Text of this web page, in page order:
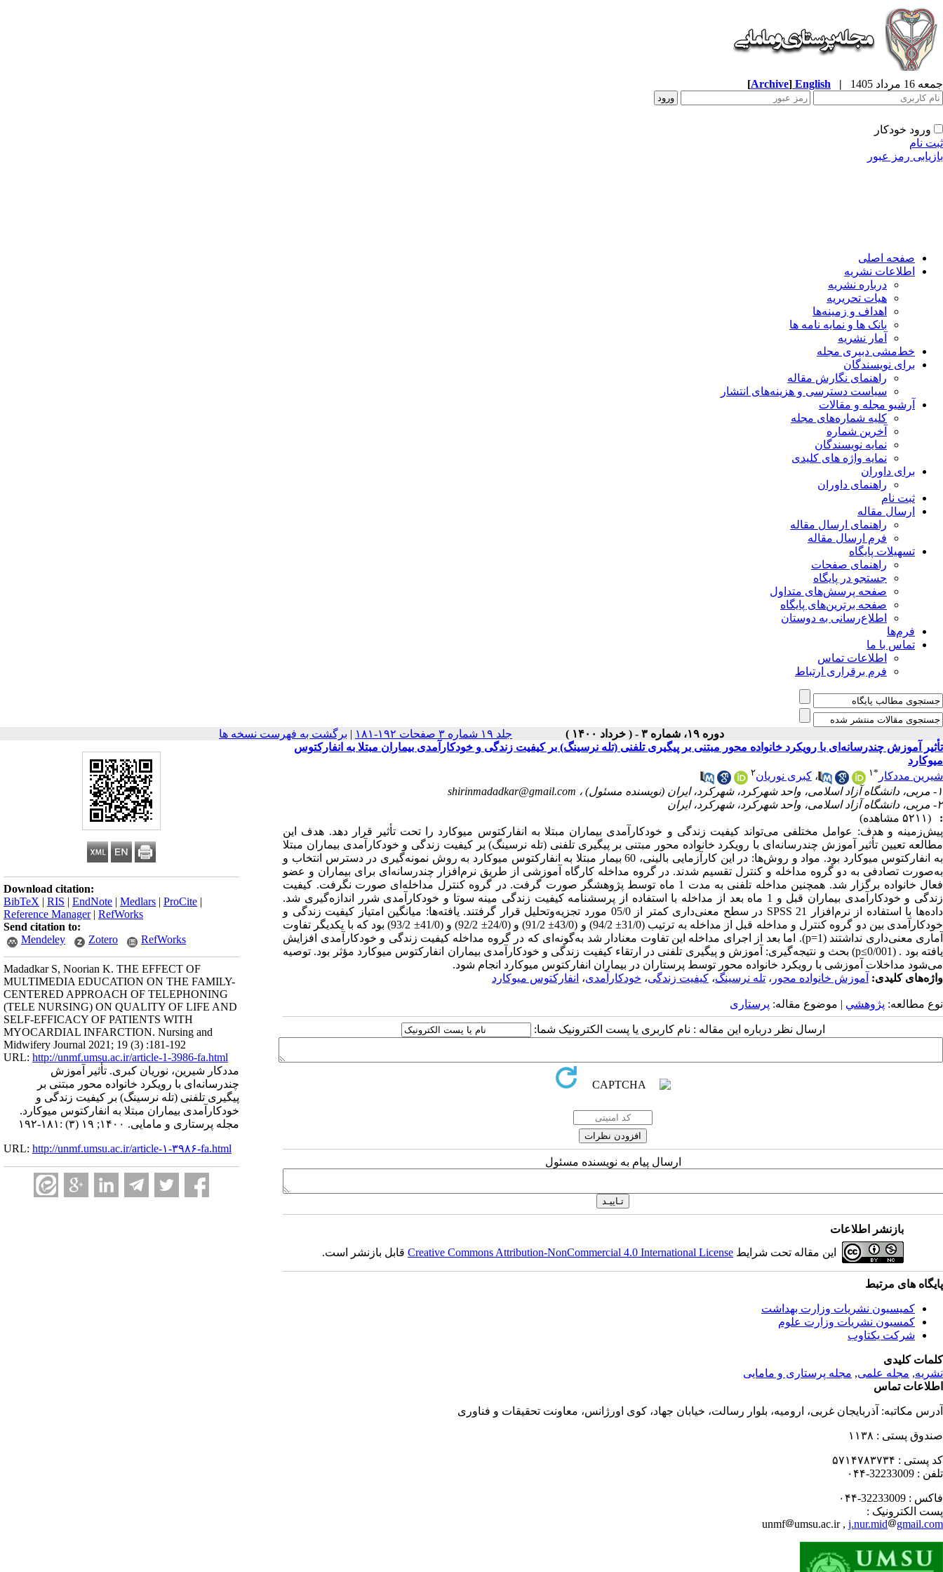
جمعه 16 مرداد 1405 |
English
[Archive]
ورود خودکار
ثبت نام
بازیابی رمز عبور
صفحه اصلی
اطلاعات نشریه
درباره نشریه
هیات تحریریه
اهداف و زمینه‌ها
بانک ها و نمایه نامه ها
آمار نشریه
خط‌مشی دبیری مجله
برای نویسندگان
راهنمای نگارش مقاله
سیاست دسترسی و هزینه‌های انتشار
آرشیو مجله و مقالات
کلیه شماره‌های مجله
آخرین شماره
نمایه نویسندگان
نمایه واژه های کلیدی
برای داوران
راهنمای داوران
ثبت نام
ارسال مقاله
راهنمای ارسال مقاله
فرم ارسال مقاله
تسهیلات پایگاه
راهنمای صفحات
جستجو در پایگاه
صفحه پرسش‌های متداول
صفحه برترین‌های پایگاه
اطلاع‌رسانی به دوستان
فرم‌ها
تماس با ما
اطلاعات تماس
فرم برقراری ارتباط
دوره ۱۹، شماره ۳ - ( خرداد ۱۴۰۰ ) جلد ۱۹ شماره ۳ صفحات ۱۹۲-۱۸۱ | برگشت به فهرست نسخه ها
Download citation:
BibTeX | RIS | EndNote | Medlars | ProCite |
Reference Manager| RefWorks
Send citation to:
Mendeley
Zotero RefWorks
Madadkar S, Noorian K. THE EFFECT OF
MULTIMEDIA EDUCATION ON THE FAMILY-
CENTERED APPROACH OF TELEPHONING
(TELE NURSING) ON QUALITY OF LIFE AND
SELF-EFFICACY OF PATIENTS WITH
MYOCARDIAL INFARCTION. Nursing and
Midwifery Journal 2021; 19 (3) :181-192
URL: http://unmf.umsu.ac.ir/article-1-3986-fa.html
مددکار شیرین، نوریان کبری. تأثیر آموزش
چندرسانه‌ای با رویکرد خانواده محور مبتنی بر
پیگیری تلفنی (تله نرسینگ) بر کیفیت زندگی و
خودکارآمدی بیماران مبتلا به انفارکتوس میوکارد.
مجله پرستاری و مامایی. ۱۴۰۰; ۱۹ (۳) :۱۸۱-۱۹۲
URL: http://unmf.umsu.ac.ir/article-۱-۳۹۸۶-fa.html
تأثیر آموزش چندرسانه‌ای با رویکرد خانواده محور مبتنی بر پیگیری تلفنی (تله نرسینگ) بر کیفیت زندگی و خودکارآمدی بیماران مبتلا به انفارکتوس
میوکارد
شیرین مددکار *۱ ، کبری نوریان۲
۱- مربی، دانشگاه آزاد اسلامی، واحد شهرکرد، شهرکرد، ایران (نویسنده مسئول) ،
shirinmadadkar@gmail.com
۲- مربی، دانشگاه آزاد اسلامی، واحد شهرکرد، شهرکرد، ایران
:
(۵۲۱۱ مشاهده)
پیش‌زمینه و هدف: عوامل مختلفی می‌تواند کیفیت زندگی و خودکارآمدی بیماران مبتلا به انفارکتوس میوکارد را تحت تأثیر قرار دهد. هدف این
مطالعه تعیین تأثیر آموزش چندرسانه‌ای با رویکرد خانواده محور مبتنی بر پیگیری تلفنی (تله نرسینگ) بر کیفیت زندگی و خودکارآمدی بیماران مبتلا
به انفارکتوس میوکارد بود. مواد و روش‌ها: در این کارآزمایی بالینی، 60 بیمار مبتلا به انفارکتوس میوکارد به روش نمونه‌گیری در دسترس انتخاب و
به‌صورت تصادفی به دو گروه مداخله و کنترل تقسیم شدند. در گروه مداخله کارگاه آموزشی از طریق نرم‌افزار چندرسانه‌ای برای بیماران و عضو
فعال خانواده برگزار شد. همچنین مداخله تلفنی به مدت 1 ماه توسط پژوهشگر صورت گرفت. در گروه کنترل مداخله‌ای صورت نگرفت. کیفیت
زندگی و خودکارآمدی بیماران قبل و 1 ماه بعد از مداخله با استفاده از پرسشنامه کیفیت زندگی مینه سوتا و خودکارآمدی شرر اندازه‌گیری شد.
داده‌ها با استفاده از نرم‌افزار SPSS 21 در سطح معنی‌داری کمتر از 05/0 مورد تجزیه‌وتحلیل قرار گرفتند. یافته‌ها: میانگین امتیاز کیفیت زندگی و
خودکارآمدی بین دو گروه کنترل و مداخله قبل از مداخله به ترتیب (31/0± 94/2) و (43/0± 91/2) و (24/0± 92/2) و (41/0± 93/2) بود که با یکدیگر تفاوت
آماری معنی‌داری نداشتند (p=1). اما بعد از اجرای مداخله این تفاوت معنادار شد به‌گونه‌ای که در گروه مداخله کیفیت زندگی و خودکارآمدی افزایش
یافته بود . (p≤0/001) بحث و نتیجه‌گیری: آموزش و پیگیری تلفنی در ارتقاء کیفیت زندگی و خودکارآمدی بیماران انفارکتوس میوکارد مؤثر بود.‌ توصیه
می‌شود مداخلات آموزشی با رویکرد خانواده محور توسط پرستاران در بیماران انفارکتوس میوکارد انجام شود.
واژه‌های کلیدی: آموزش خانواده محور ، تله نرسینگ، کیفیت زندگی، خودکارآمدی، انفارکتوس میوکارد
نوع مطالعه: پژوهشي | موضوع مقاله: پرستاری
ارسال نظر درباره این مقاله : نام کاربری یا پست الکترونیک شما:
ارسال پیام به نویسنده مسئول
بازنشر اطلاعات
این مقاله تحت شرایط Creative Commons Attribution-NonCommercial 4.0 International Licenseقابل بازنشر است.
پایگاه های مرتبط
کمیسیون نشریات وزارت بهداشت
کمسیون نشریات وزارت علوم
شرکت یکتاوب
کلمات کلیدی
نشریه, مجله علمی, مجله پرستاری و مامایی
اطلاعات تماس
آدرس مکاتبه: آذربایجان غربی، ارومیه، بلوار رسالت، خیابان جهاد، کوی اورژانس، معاونت تحقیقات و فناوری
صندوق پستی : ۱۱۳۸
کد پستی : ۵۷۱۴۷۸۳۷۳۴
تلفن : 32233009-۰۴۴
فاکس : 32233009-۰۴۴
پست الکترونیک :
unmf
umsu.ac.ir , j.nur.mid gmail.com